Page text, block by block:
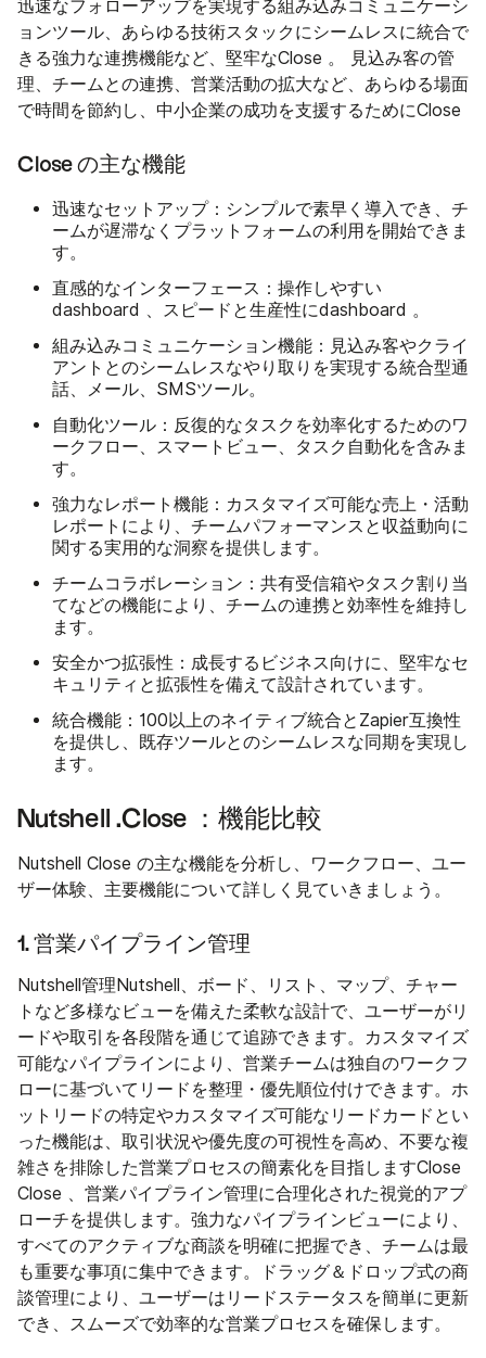
迅速なフォローアップを実現する組み込みコミュニケーシ
ョンツール、あらゆる技術スタックにシームレスに統合で
きる強力な連携機能など、堅牢なClose 。 見込み客の管
理、チームとの連携、営業活動の拡大など、あらゆる場面
で時間を節約し、中小企業の成功を支援するためにClose
Close の主な機能
迅速なセットアップ：シンプルで素早く導入でき、チ
ームが遅滞なくプラットフォームの利用を開始できま
す。
直感的なインターフェース ：操作しやすい
dashboard 、スピードと生産性にdashboard 。
組み込みコミュニケーション機能 ：見込み客やクライ
アントとのシームレスなやり取りを実現する統合型通
話、メール、SMSツール。
自動化ツール ：反復的なタスクを効率化するためのワ
ークフロー、スマートビュー、タスク自動化を含みま
す。
強力なレポート機能 ：カスタマイズ可能な売上・活動
レポートにより、チームパフォーマンスと収益動向に
関する実用的な洞察を提供します。
チームコラボレーション ：共有受信箱やタスク割り当
てなどの機能により、チームの連携と効率性を維持し
ます。
安全かつ拡張性 ：成長するビジネス向けに、堅牢なセ
キュリティと拡張性を備えて設計されています。
統合機能 ：100以上のネイティブ統合とZapier互換性
を提供し、既存ツールとのシームレスな同期を実現し
ます。
Nutshell .Close ：機能比較
Nutshell Close の主な機能を分析し、ワークフロー、ユー
ザー体験、主要機能について詳しく見ていきましょう。
1. 営業パイプライン管理
Nutshell管理Nutshell、ボード、リスト、マップ、チャー
トなど多様なビューを備えた柔軟な設計で、ユーザーがリ
ードや取引を各段階を通じて追跡できます。カスタマイズ
可能なパイプラインにより、営業チームは独自のワークフ
ローに基づいてリードを整理・優先順位付けできます。ホ
ットリードの特定やカスタマイズ可能なリードカードとい
った機能は、取引状況や優先度の可視性を高め、不要な複
雑さを排除した営業プロセスの簡素化を目指しますClose
Close 、営業パイプライン管理に合理化された視覚的アプ
ローチを提供します。強力なパイプラインビューにより、
すべてのアクティブな商談を明確に把握でき、チームは最
も重要な事項に集中できます。ドラッグ＆ドロップ式の商
談管理により、ユーザーはリードステータスを簡単に更新
でき、スムーズで効率的な営業プロセスを確保します。